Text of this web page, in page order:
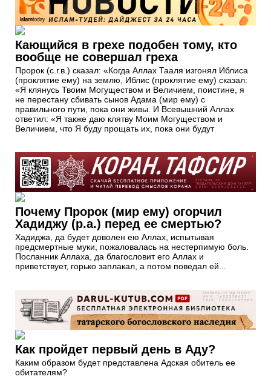
Кающийся в грехе подобен тому, кто
вообще не совершал греха
Пророк (с.г.в.) сказал: «Когда Аллах Тааля изгонял Иблиса
(проклятие ему) на землю, Иблис (проклятие ему) сказал:
«Я клянусь Твоим Могуществом и Величием, поистине, я
не перестану сбивать сынов Адама (мир ему) с
правильного пути, пока они живы. И Всевышний Аллах
ответил: «Я также даю клятву Моим Могуществом и
Величием, что Я буду прощать их, пока они будут
Почему Пророк (мир ему) огорчил
Хадиджу (р.а.) перед ее смертью?
Хадиджа, да будет доволен ею Аллах, испытывая
предсмертные муки, пожаловалась на нестерпимую боль.
Посланник Аллаха, да благословит его Аллах и
приветствует, горько заплакал, а потом поведал ей...
Как пройдет первый день в Аду?
Каким образом будет представлена Адская обитель ее
обитателям?